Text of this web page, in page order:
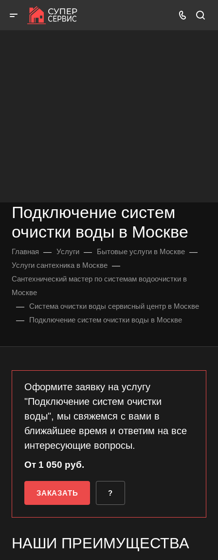
Подключение систем
очистки воды в Москве
Главная — Услуги — Бытовые услуги в Москве —
Услуги сантехника в Москве —
Сантехнический мастер по системам водоочистки в
Москве
— Система очистки воды сервисный центр в Москве
— Подключение систем очистки воды в Москве
Оформите заявку на услугу
"Подключение систем очистки
воды", мы свяжемся с вами в
ближайшее время и ответим на все
интересующие вопросы.
От 1 050 руб.
ЗАКАЗАТЬ ?
НАШИ ПРЕИМУЩЕСТВА